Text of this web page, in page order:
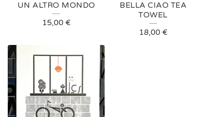
UN ALTRO MONDO
15,00 €
BELLA CIAO TEA
TOWEL
18,00 €